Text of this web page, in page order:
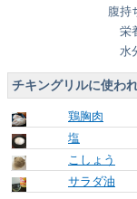
腹持
栄
水
チキングリルに使わ
鶏胸肉
塩
こしょう
サラダ油